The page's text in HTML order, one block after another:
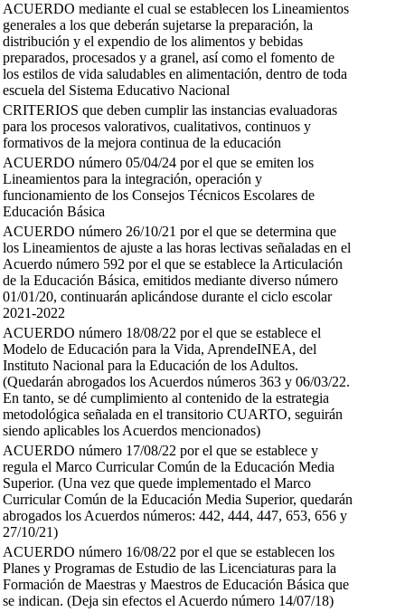
ACUERDO mediante el cual se establecen los Lineamientos
generales a los que deberán sujetarse la preparación, la
distribución y el expendio de los alimentos y bebidas
preparados, procesados y a granel, así como el fomento de
los estilos de vida saludables en alimentación, dentro de toda
escuela del Sistema Educativo Nacional
CRITERIOS que deben cumplir las instancias evaluadoras
para los procesos valorativos, cualitativos, continuos y
formativos de la mejora continua de la educación
ACUERDO número 05/04/24 por el que se emiten los
Lineamientos para la integración, operación y
funcionamiento de los Consejos Técnicos Escolares de
Educación Básica
ACUERDO número 26/10/21 por el que se determina que
los Lineamientos de ajuste a las horas lectivas señaladas en el
Acuerdo número 592 por el que se establece la Articulación
de la Educación Básica, emitidos mediante diverso número
01/01/20, continuarán aplicándose durante el ciclo escolar
2021-2022
ACUERDO número 18/08/22 por el que se establece el
Modelo de Educación para la Vida, AprendeINEA, del
Instituto Nacional para la Educación de los Adultos.
(Quedarán abrogados los Acuerdos números 363 y 06/03/22.
En tanto, se dé cumplimiento al contenido de la estrategia
metodológica señalada en el transitorio CUARTO, seguirán
siendo aplicables los Acuerdos mencionados)
ACUERDO número 17/08/22 por el que se establece y
regula el Marco Curricular Común de la Educación Media
Superior. (Una vez que quede implementado el Marco
Curricular Común de la Educación Media Superior, quedarán
abrogados los Acuerdos números: 442, 444, 447, 653, 656 y
27/10/21)
ACUERDO número 16/08/22 por el que se establecen los
Planes y Programas de Estudio de las Licenciaturas para la
Formación de Maestras y Maestros de Educación Básica que
se indican. (Deja sin efectos el Acuerdo número 14/07/18)